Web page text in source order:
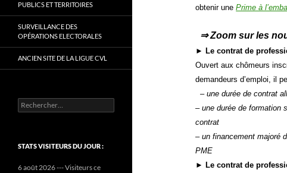
obtenir unePrime à
⇒ Zoom sur les
► Le contrat de
Ouvert aux chômeurs
demandeurs d’emploi, il
– une durée de contrat
– une durée de formation
contrat
– un financement majoré
PME
► Le contrat de
PUBLICS ET TERRITOIRES
SURVEILLANCE DES
OPÉRATIONS ELECTORALES
ANCIEN SITE DE LA LIGUE CVL
Rechercher :
STATS VISITEURS DU JOUR :
6 août 2026 --- Visiteurs ce